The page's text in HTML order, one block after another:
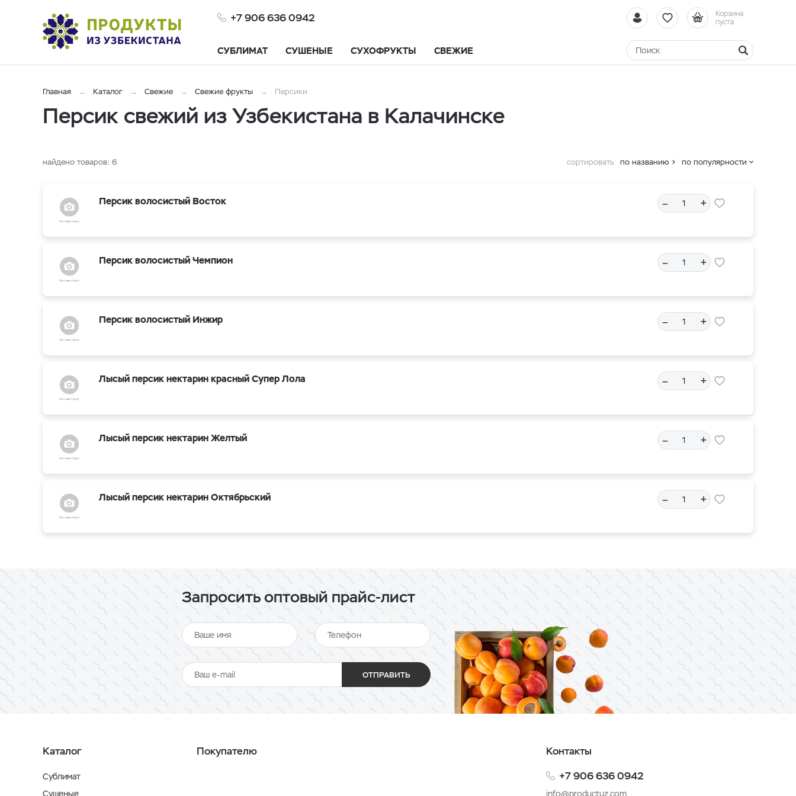
+7 906 636 0942
Корзина
пуста
СУБЛИМАТ СУШЕНЫЕ СУХОФРУКТЫ СВЕЖИЕ
Главная Каталог Свежие Свежие фрукты Персики
Персик свежий из Узбекистана в Калачинске
найдено товаров: 6 сортировать по названию по популярности
Персик волосистый Восток – +
Персик волосистый Чемпион – +
Персик волосистый Инжир – +
Лысый персик нектарин красный Супер Лола – +
Лысый персик нектарин Желтый – +
Лысый персик нектарин Октябрьский – +
Запросить оптовый прайс-лист
ОТПРАВИТЬ
Каталог
Сублимат
Сушеные
Покупателю
Контакты
+7 906 636 0942
info@productuz.com